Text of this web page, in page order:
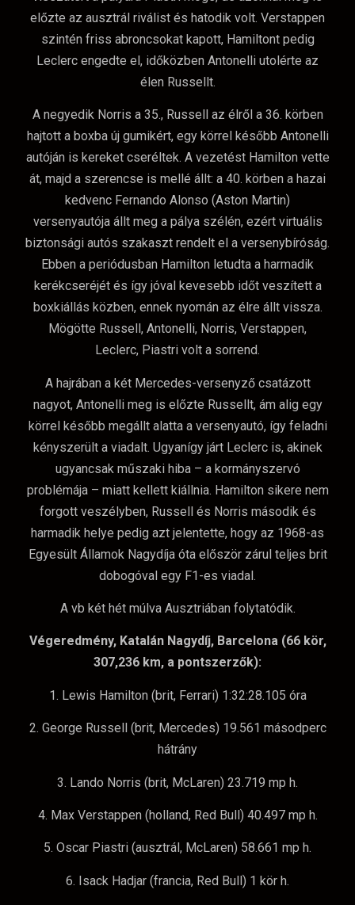
előzte az ausztrál riválist és hatodik volt. Verstappen
szintén friss abroncsokat kapott, Hamiltont pedig
Leclerc engedte el, időközben Antonelli utolérte az
élen Russellt.
A negyedik Norris a 35., Russell az élről a 36. körben
hajtott a boxba új gumikért, egy körrel később Antonelli
autóján is kereket cseréltek. A vezetést Hamilton vette
át, majd a szerencse is mellé állt: a 40. körben a hazai
kedvenc Fernando Alonso (Aston Martin)
versenyautója állt meg a pálya szélén, ezért virtuális
biztonsági autós szakaszt rendelt el a versenybíróság.
Ebben a periódusban Hamilton letudta a harmadik
kerékcseréjét és így jóval kevesebb időt veszített a
boxkiállás közben, ennek nyomán az élre állt vissza.
Mögötte Russell, Antonelli, Norris, Verstappen,
Leclerc, Piastri volt a sorrend.
A hajrában a két Mercedes-versenyző csatázott
nagyot, Antonelli meg is előzte Russellt, ám alig egy
körrel később megállt alatta a versenyautó, így feladni
kényszerült a viadalt. Ugyanígy járt Leclerc is, akinek
ugyancsak műszaki hiba – a kormányszervó
problémája – miatt kellett kiállnia. Hamilton sikere nem
forgott veszélyben, Russell és Norris második és
harmadik helye pedig azt jelentette, hogy az 1968-as
Egyesült Államok Nagydíja óta először zárul teljes brit
dobogóval egy F1-es viadal.
A vb két hét múlva Ausztriában folytatódik.
Végeredmény, Katalán Nagydíj, Barcelona (66 kör,
307,236 km, a pontszerzők):
1. Lewis Hamilton (brit, Ferrari) 1:32:28.105 óra
2. George Russell (brit, Mercedes) 19.561 másodperc
hátrány
3. Lando Norris (brit, McLaren) 23.719 mp h.
4. Max Verstappen (holland, Red Bull) 40.497 mp h.
5. Oscar Piastri (ausztrál, McLaren) 58.661 mp h.
6. Isack Hadjar (francia, Red Bull) 1 kör h.